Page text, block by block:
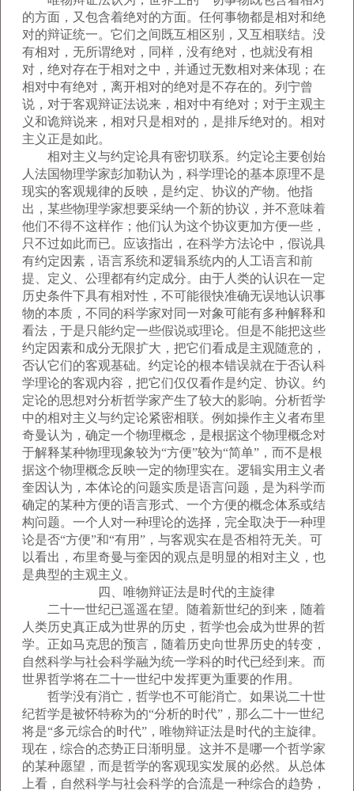
的方面，又包含着绝对的方面。任何事物都是相对和绝
对的辩证统一。它们之间既互相区别，又互相联结。没
有相对，无所谓绝对，同样，没有绝对，也就没有相
对，绝对存在于相对之中，并通过无数相对来体现；在
相对中有绝对，离开相对的绝对是不存在的。列宁曾
说，对于客观辩证法说来，相对中有绝对；对于主观主
义和诡辩说来，相对只是相对的，是排斥绝对的。相对
主义正是如此。
相对主义与约定论具有密切联系。约定论主要创始
人法国物理学家彭加勒认为，科学理论的基本原理不是
现实的客观规律的反映，是约定、协议的产物。他指
出，某些物理学家想要采纳一个新的协议，并不意味着
他们不得不这样作；他们认为这个协议更加方便一些，
只不过如此而已。应该指出，在科学方法论中，假说具
有约定因素，语言系统和逻辑系统内的人工语言和前
提、定义、公理都有约定成分。由于人类的认识在一定
历史条件下具有相对性，不可能很快准确无误地认识事
物的本质，不同的科学家对同一对象可能有多种解释和
看法，于是只能约定一些假说或理论。但是不能把这些
约定因素和成分无限扩大，把它们看成是主观随意的，
否认它们的客观基础。约定论的根本错误就在于否认科
学理论的客观内容，把它们仅仅看作是约定、协议。约
定论的思想对分析哲学家产生了较大的影响。分析哲学
中的相对主义与约定论紧密相联。例如操作主义者布里
奇曼认为，确定一个物理概念，是根据这个物理概念对
于解释某种物理现象较为“方便”较为“简单”，而不是根
据这个物理概念反映一定的物理实在。逻辑实用主义者
奎因认为，本体论的问题实质是语言问题，是为科学而
确定的某种方便的语言形式、一个方便的概念体系或结
构问题。一个人对一种理论的选择，完全取决于一种理
论是否“方便”和“有用”，与客观实在是否相符无关。可
以看出，布里奇曼与奎因的观点是明显的相对主义，也
是典型的主观主义。
四、唯物辩证法是时代的主旋律
二十一世纪已遥遥在望。随着新世纪的到来，随着
人类历史真正成为世界的历史，哲学也会成为世界的哲
学。正如马克思的预言，随着历史向世界历史的转变，
自然科学与社会科学融为统一学科的时代已经到来。而
世界哲学将在二十一世纪中发挥更为重要的作用。
哲学没有消亡，哲学也不可能消亡。如果说二十世
纪哲学是被怀特称为的“分析的时代”，那么二十一世纪
将是“多元综合的时代”，唯物辩证法是时代的主旋律。
现在，综合的态势正日渐明显。这并不是哪一个哲学家
的某种愿望，而是哲学的客观现实发展的必然。从总体
上看，自然科学与社会科学的合流是一种综合的趋势，